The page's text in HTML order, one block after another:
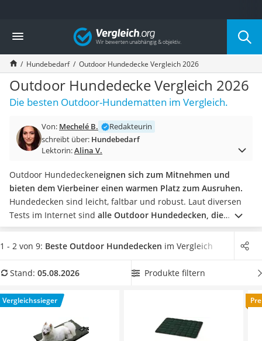
Die beliebtesten Vergleiche nach Kategorie
Drogerie
Inhalator
Haarschneider
Rollator
Braun Rasierer
Katzenklappe (Chip)
Masturbator
Massagepistole
Reisehaartrockner
Eiweißpulver
Magnesiumpräparat
Katzenklappe
Nackenmassagegerät
Zeckenschutz Katze
Philips-Sonicare-Zahnbürste
Mineralfutter Pferd
Massagegerät
Vergleich
Hundebedarf Outdoor Hundedecke Vergleich 2026
Outdoor Hundedecke Vergleich 2026
Die besten Outdoor-Hundematten im Vergleich.
Von: Mechelé B.
Redakteurin
schreibt über: Hundebedarf
Lektorin:Alina V.
Outdoor Hundedeckeneignen sich zum Mitnehmen und
bieten dem Vierbeiner einen warmen Platz zum Ausruhen.
Hundedecken sind leicht, faltbar und robust. Laut diversen
Tests im Internet sind alle Outdoor Hundedecken, die
maschinenwaschbar sind, besonders praktisch.Wählen Sie
jetzt aus unserer Vergleichstabelle eine besonders leichte
Traglast benötigen. Sie suchen eine Hundedecke für das
Vergleich an. Überzeugt hat uns hier im August 2026
besonders das Modell
Eigenschaften.
1 - 2 von 9: Beste Outdoor Hundedecken im Vergleich
Stand: 05.08.2026 Produkte filtern
Vergleichssieger